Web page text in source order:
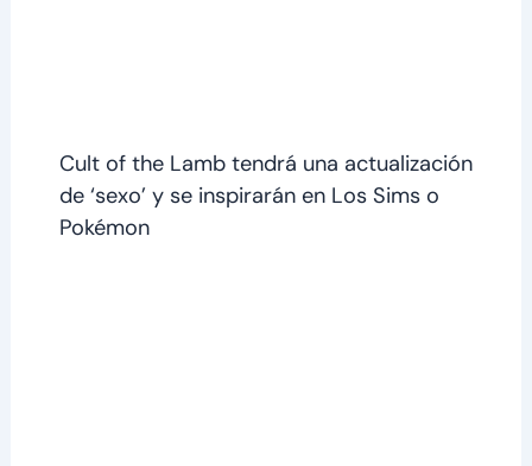
Cult of the Lamb tendrá una actualización
de ‘sexo’ y se inspirarán en Los Sims o
Pokémon